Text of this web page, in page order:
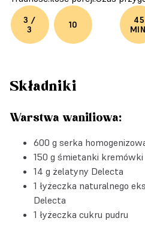
3 /
3
10
45
Składniki
Warstwa waniliowa:
600 g serka
150 g śmietanki kremówki
14 g żelatyny Delecta
1 łyżeczka naturalnego
Delecta
1 łyżeczka cukru pudru